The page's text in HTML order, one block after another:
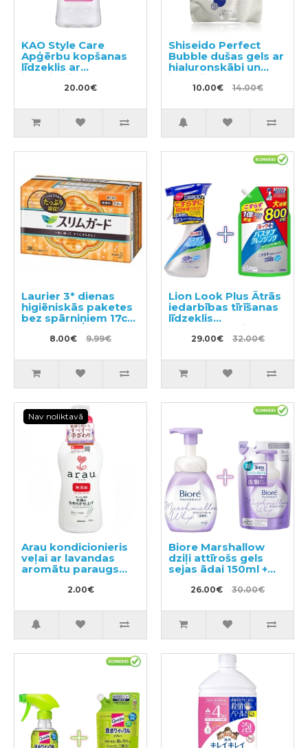
KAO Style Care
Apģērbu kopšanas
līdzeklis ar
izlīdzinošu un
antistatisku efektu
20.00€
Shiseido Perfect
Bubble dušas gels ar
hialuronskābi un
ilgstošu
dezodorējošu
350ml
10.00€ 14.00€
Laurier 3* dienas
higiēniskās paketes
bez spārniņiem 17cm
8.00€ 9.99€
Lion Look Plus Ātrās
iedarbības tīrīšanas
līdzeklis
vannasistabai ar
citrusaugļu aromātu
800ml
29.00€ 32.00€
Nav noliktavā
Arau kondicionieris
veļai ar lavandas
aromātu paraugs
2.00€
Biore Marshallow
dziļi attīrošs gels
sejas ādai 150ml +
pildviela 130ml
26.00€ 30.00€